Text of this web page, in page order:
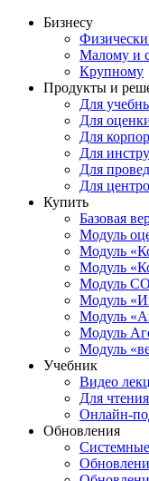
Бизнесу
Малому и
Крупному
Продукты и
Для
Для
Для
Для
Для
Для
Купить
Базовая
Модуль
Модуль
Модуль
Модуль
Модуль
Модуль
Модуль
Модуль
Учебник
Видео
Для чтения
Онлайн-
Обновления
Системные